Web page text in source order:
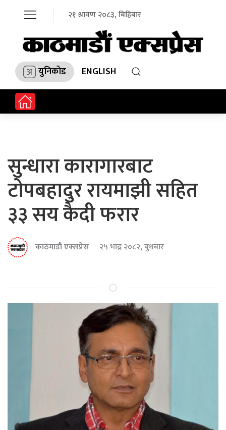
२१ श्रावण २०८३, बिहिबार
युनिकोड ENGLISH
सुन्धारा कारागारबाट
टोपबहादुर रायमाझी सहित
३३ सय कैदी फरार
काठमाडौं एक्सप्रेस २५ भाद्र २०८२, बुधबार